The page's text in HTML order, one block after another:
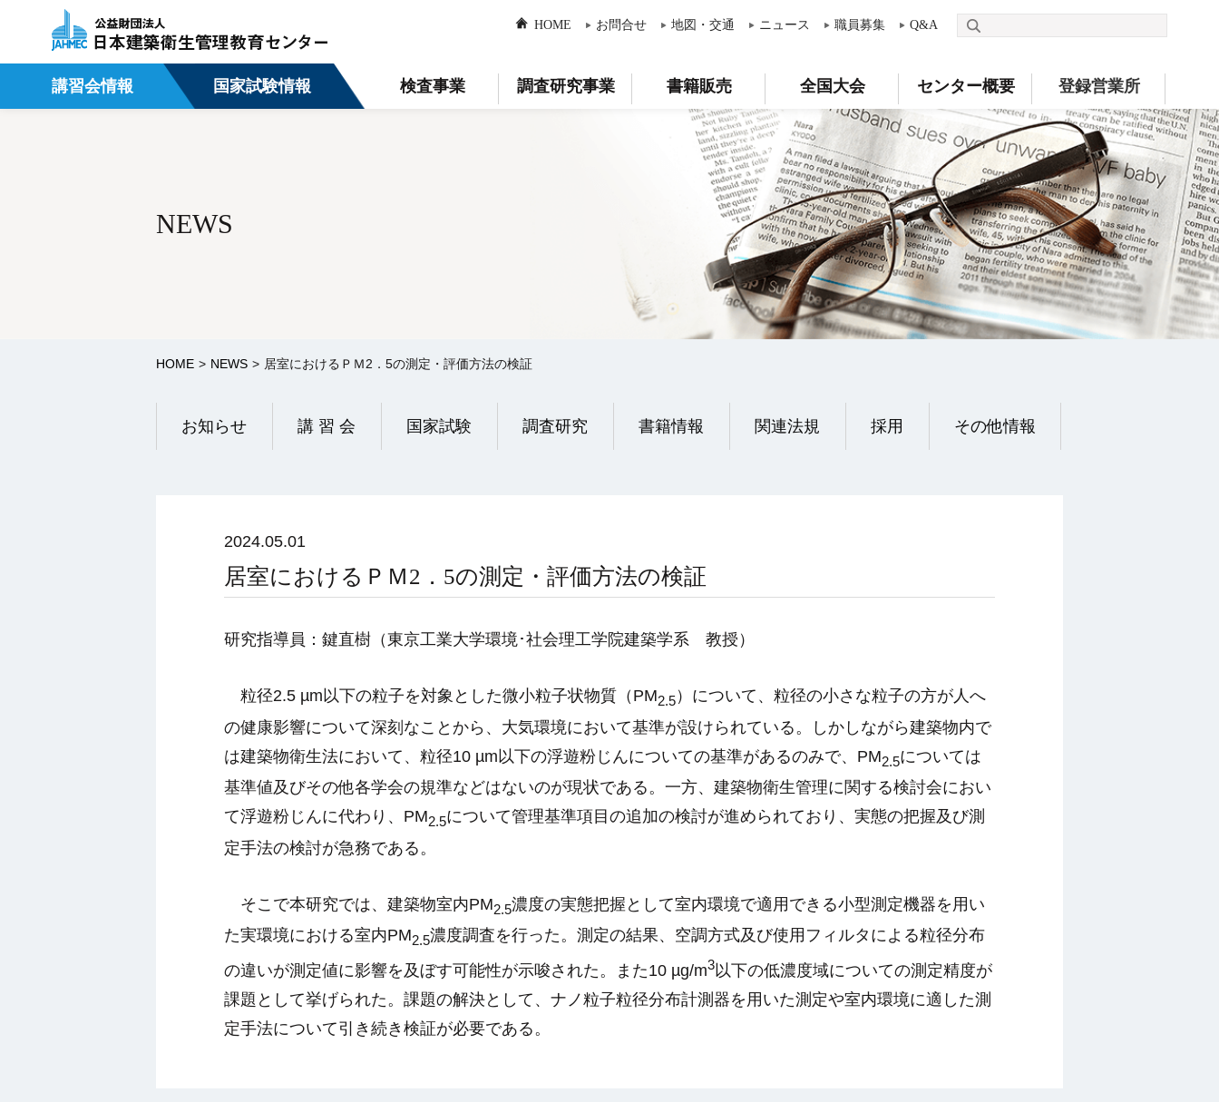
HOME お問合せ 地図・交通 ニュース 職員募集 Q&A
講習会情報 国家試験情報 検査事業 調査研究事業 書籍販売 全国大会 センター概要 登録営業所
NEWS
HOME NEWS 居室におけるＰＭ2．5の測定・評価方法の検証
お知らせ 講 習 会 国家試験 調査研究 書籍情報 関連法規 採用 その他情報
2024.05.01
居室におけるＰＭ2．5の測定・評価方法の検証
研究指導員：鍵直樹（東京工業大学環境･社会理工学院建築学系 教授 ）
粒径2.5 µm以下の粒子を対象とした微小粒子状物質（ PM2.5）について、粒径の小さな粒子の方が人へ
の健康影響について深刻なことから、大気環境において基準が設けられている。しかしながら建築物内で
は建築物衛生法において、粒径10 µm 以下の浮遊粉じんについての基準があるのみで、 PM2.5については
基準値及びその他各学会の規準などはないのが現状である。一方、建築物衛生管理に関する検討会におい
て浮遊粉じんに代わり、 PM2.5について管理基準項目の追加の検討が進められており、実態の把握及び測
定手法の検討が急務である。
そこで本研究では、建築物室内PM2.5濃度の実態把握として室内環境で適用できる小型測定機器を用い
た実環境における室内PM2.5濃度調査を行った。測定の結果、空調方式及び使用フィルタによる粒径分布
の違いが測定値に影響を及ぼす可能性が示唆された。また10 µg/m3以下の低濃度域についての測定精度が
課題として挙げられた。課題の解決として、ナノ粒子粒径分布計測器を用いた測定や室内環境に適した測
定手法について引き続き検証が必要である。